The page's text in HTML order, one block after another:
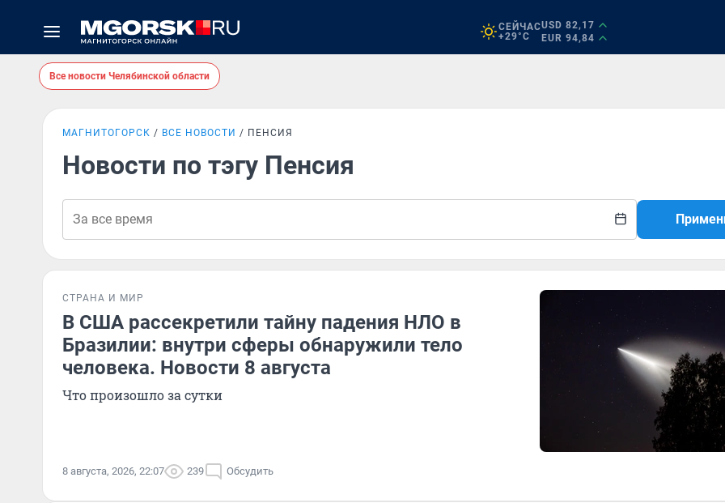
СЕЙЧАС
+29°C
USD 82,17
EUR 94,84
Все новости Челябинской области
МАГНИТОГОРСК ВСЕ НОВОСТИ ПЕНСИЯ
Новости по тэгу Пенсия
СТРАНА И МИР
В США рассекретили тайну падения НЛО в
Бразилии: внутри сферы обнаружили тело
человека. Новости 8 августа
Что произошло за сутки
8 августа, 2026, 22:07 239 Обсудить